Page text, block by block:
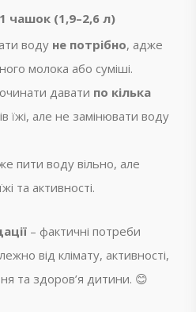
чашок (1,9–2,6 л)
воду не потрібно, адже
молока або суміші.
давати по кілька
їжі, але не замінювати воду
пити воду вільно, але
та активності.
– фактичні потреби
від клімату, активності,
та здоров’я дитини. 😊